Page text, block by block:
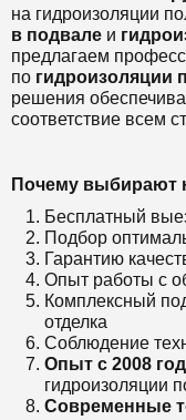
на гидроизоляции
в подвале и
предлагаем
по гидроизоляции
решения
соответствие всем
Почему выбирают
Бесплатный
Подбор
Гарантию
Опыт работы с
Комплексный
отделка
Соблюдение
Опыт с 2008
гидроизоляции
Современные